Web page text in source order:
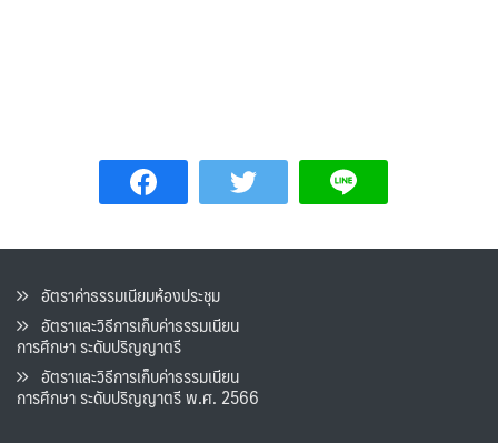
อัตราค่าธรรมเนียมห้องประชุม
อัตราและวิธีการเก็บค่าธรรมเนียน
การศึกษา ระดับปริญญาตรี
อัตราและวิธีการเก็บค่าธรรมเนียน
การศึกษา ระดับปริญญาตรี พ.ศ. 2566